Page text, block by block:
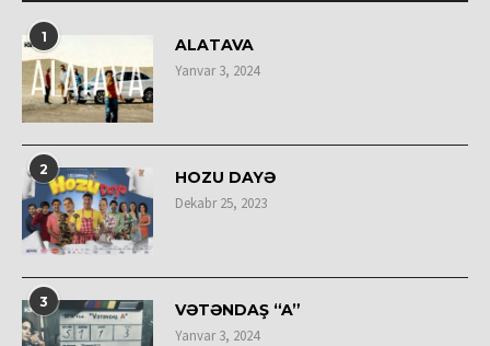
1 ALATAVA
Yanvar 3, 2024
2 HOZU DAYƏ
Dekabr 25, 2023
3 VƏTƏNDAŞ “A”
Yanvar 3, 2024